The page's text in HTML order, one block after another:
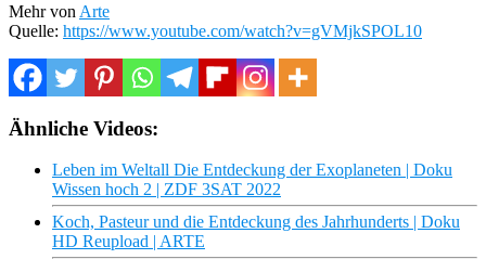
Mehr von Arte
Quelle: https://www.youtube.com/watch?v=gVMjkSPOL10
Ähnliche Videos:
Leben im Weltall Die Entdeckung der Exoplaneten | Doku
Wissen hoch 2 | ZDF 3SAT 2022
Koch, Pasteur und die Entdeckung des Jahrhunderts | Doku
HD Reupload | ARTE